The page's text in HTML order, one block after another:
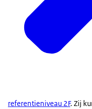
referentieniveau 2F. Zij